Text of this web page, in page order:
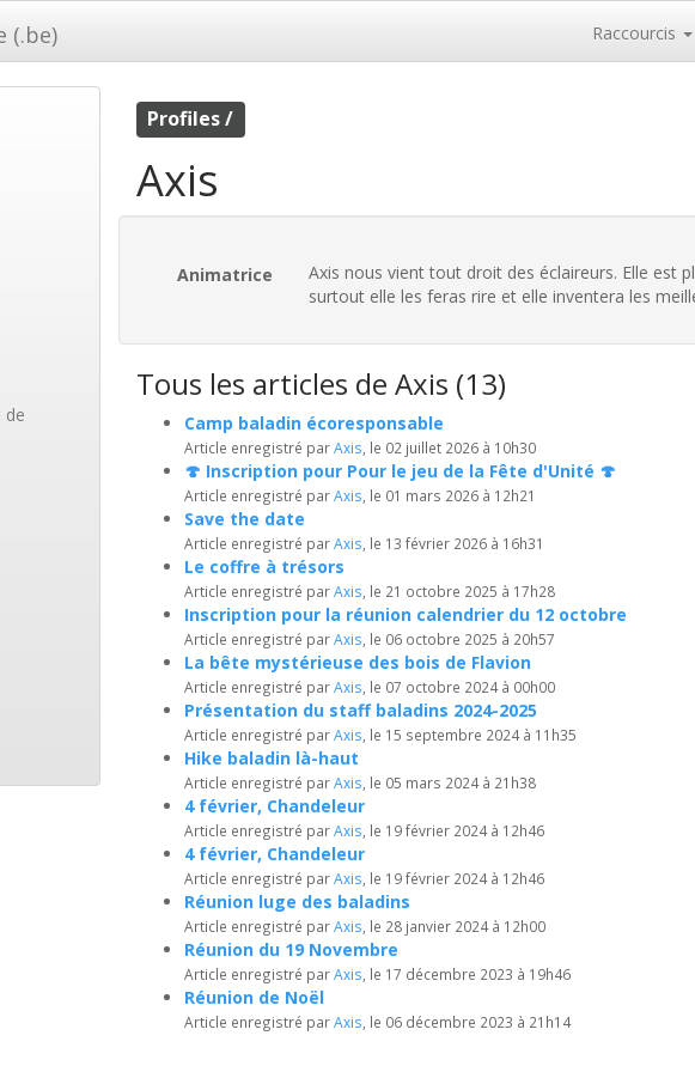
(.be) Raccourcis
de
Profiles /
Axis
Animatrice
Axis nous vient tout droit des éclaireurs. Elle est
surtout elle les feras rire et elle inventera les
Tous les articles de Axis (13)
Camp baladin écoresponsable
Article enregistré parAxis, le 02 juillet 2026 à 10h30
🍄 Inscription pour Pour le jeu de la Fête d'Unité 🍄
Article enregistré parAxis, le 01 mars 2026 à 12h21
Save the date
Article enregistré parAxis, le 13 février 2026 à 16h31
Le coffre à trésors
Article enregistré parAxis, le 21 octobre 2025 à 17h28
Inscription pour la réunion calendrier du 12 octobre
Article enregistré parAxis, le 06 octobre 2025 à 20h57
La bête mystérieuse des bois de Flavion
Article enregistré parAxis, le 07 octobre 2024 à 00h00
Présentation du staff baladins 2024-2025
Article enregistré parAxis, le 15 septembre 2024 à 11h35
Hike baladin là-haut
Article enregistré parAxis, le 05 mars 2024 à 21h38
4 février, Chandeleur
Article enregistré parAxis, le 19 février 2024 à 12h46
4 février, Chandeleur
Article enregistré parAxis, le 19 février 2024 à 12h46
Réunion luge des baladins
Article enregistré parAxis, le 28 janvier 2024 à 12h00
Réunion du 19 Novembre
Article enregistré parAxis, le 17 décembre 2023 à 19h46
Réunion de Noël
Article enregistré parAxis, le 06 décembre 2023 à 21h14